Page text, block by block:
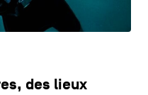
des lieux